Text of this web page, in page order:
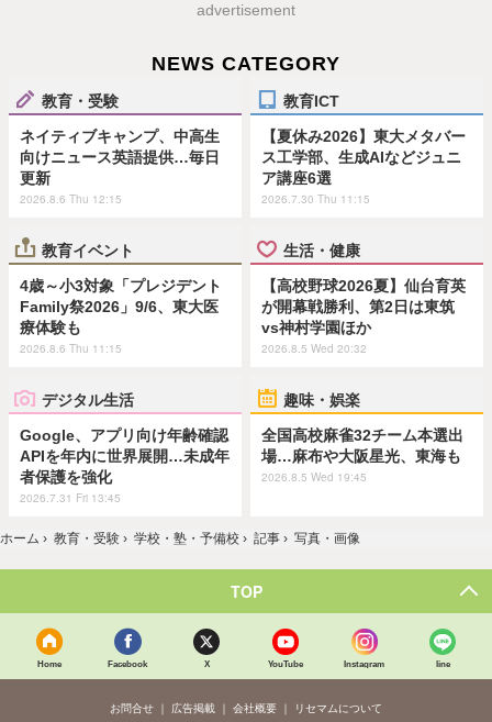
advertisement
NEWS CATEGORY
教育・受験
ネイティブキャンプ、中高生
向けニュース英語提供…毎日
更新
2026.8.6 Thu 12:15
教育ICT
【夏休み2026】東大メタバー
ス工学部、生成AIなどジュニ
ア講座6選
2026.7.30 Thu 11:15
教育イベント
4歳～小3対象「プレジデント
Family祭2026」9/6、東大医
療体験も
2026.8.6 Thu 11:15
生活・健康
【高校野球2026夏】仙台育英
が開幕戦勝利、第2日は東筑
vs神村学園ほか
2026.8.5 Wed 20:32
デジタル生活
Google、アプリ向け年齢確認
APIを年内に世界展開…未成年
者保護を強化
2026.7.31 Fri 13:45
趣味・娯楽
全国高校麻雀32チーム本選出
場…麻布や大阪星光、東海も
2026.8.5 Wed 19:45
ホーム › 教育・受験 › 学校・塾・予備校 › 記事 › 写真・画像
TOP
Home Facebook X YouTube Instagram line
お問合せ 広告掲載 会社概要 リセマムについて